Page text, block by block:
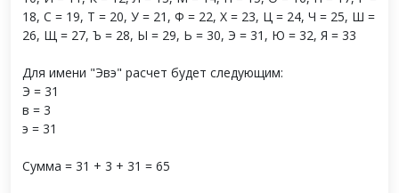
18, С = 19, Т = 20, У = 21, Ф = 22, Х = 23, Ц = 24, Ч = 25, Ш =
26, Щ = 27, Ъ = 28, Ы = 29, Ь = 30, Э = 31, Ю = 32, Я = 33
Для имени "Эвэ" расчет будет следующим:
Э = 31
в = 3
э = 31
Сумма = 31 + 3 + 31 = 65